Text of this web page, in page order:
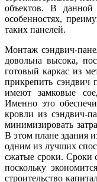
объектов. В
особенностях,
таких панелей.
Монтаж сэндвич-
довольна высока,
готовый каркас из
прикрепить сэндвич
имеют замковые
Именно это
кровли из сэндвич-
минимизировать
В этом плане здания
одним из лучших
сжатые сроки. Сроки
поскольку
строительство